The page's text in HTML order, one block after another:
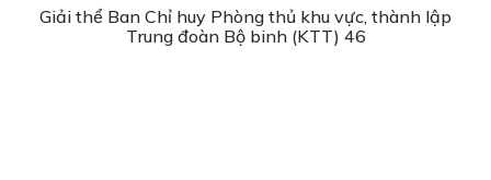
Giải thể Ban Chỉ huy Phòng thủ khu vực, thành lập
Trung đoàn Bộ binh (KTT) 46